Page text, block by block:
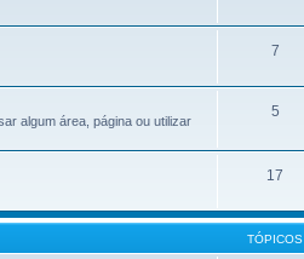
7
algum área, página ou utilizar
5
17
TÓPICOS